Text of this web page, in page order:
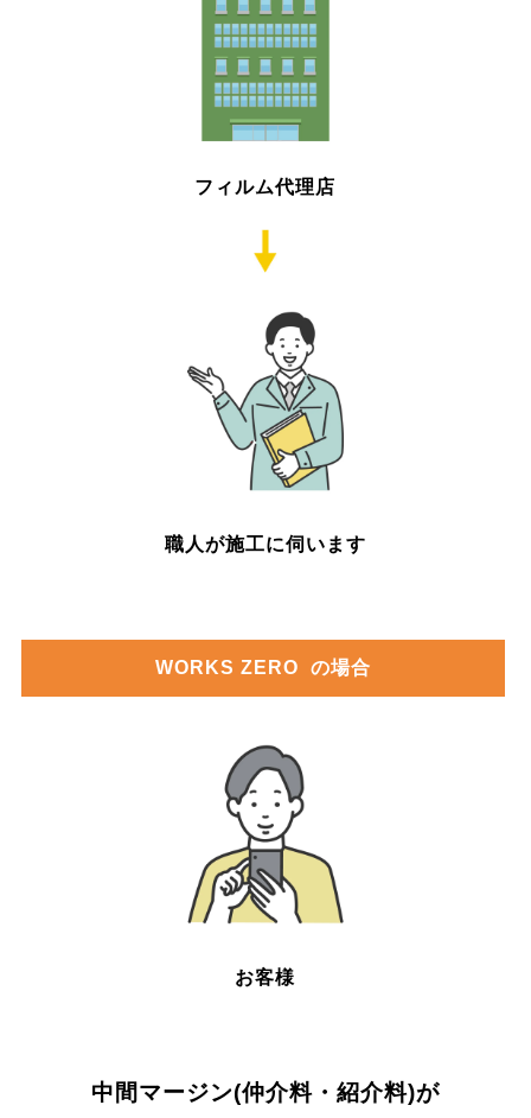
フィルム代理店
職人が施工に伺います
WORKS ZERO の場合
お客様
中間マージン(仲介料・紹介料)が